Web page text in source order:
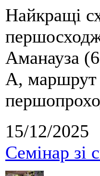
Найкращі
Аманауза
А, маршрут
15/12/2025
Семінар зі